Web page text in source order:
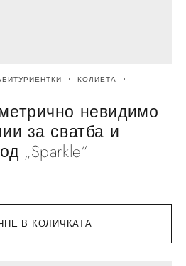
В КОЛИЧКАТА
КОЛИЕТА
невидимо
за сватба и
„Sparkle“